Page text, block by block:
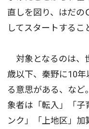
直しを図り、はだの
してスタートするこ
対象となるのは、
歳以下、秦野に10
る意思がある、など
象者は「転入」「子
ンク」「上地区」加